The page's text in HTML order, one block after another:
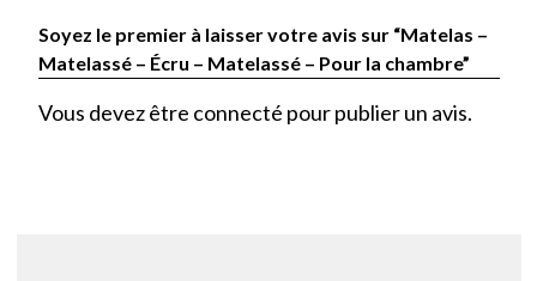
Soyez le premier à laisser votre avis sur “Matelas –
Matelassé – Écru – Matelassé – Pour la chambre”
Vous devez être connecté pour publier un avis.